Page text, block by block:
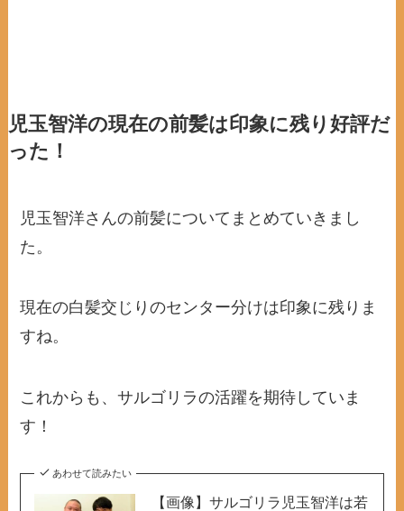
児玉智洋の現在の前髪は印象に残り好評だ
った！
児玉智洋さんの前髪についてまとめていきまし
た。
現在の白髪交じりのセンター分けは印象に残りま
すね。
これからも、サルゴリラの活躍を期待していま
す！
あわせて読みたい
【画像】サルゴリラ児玉智洋は若